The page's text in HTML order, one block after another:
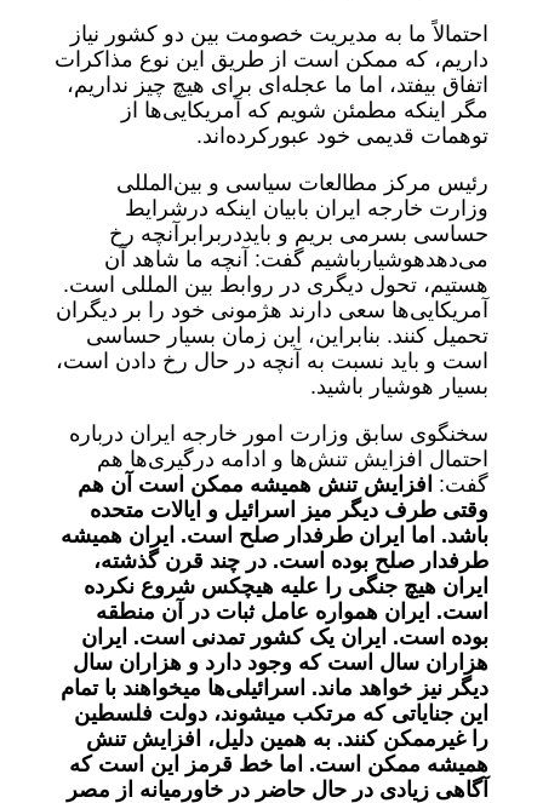
احتمالاً ما به مدیریت خصومت بین دو کشور نیاز
داریم، که ممکن است از طریق این نوع مذاکرات
اتفاق بیفتد، اما ما عجله‌ای برای هیچ چیز نداریم،
مگر اینکه مطمئن شویم که آمریکایی‌ها از
توهمات قدیمی خود عبورکرده‌اند.
رئیس مرکز مطالعات سیاسی و بین‌المللی
وزارت خارجه ایران بابیان اینکه درشرایط
حساسی بسرمی بریم و بایددربرابرآنچه رخ
می‌دهدهوشیارباشیم گفت: آنچه ما شاهد آن
هستیم، تحول دیگری در روابط بین المللی است.
آمریکایی‌ها سعی دارند هژمونی خود را بر دیگران
تحمیل کنند. بنابراین، این زمان بسیار حساسی
است و باید نسبت به آنچه در حال رخ دادن است،
بسیار هوشیار باشید.
سخنگوی سابق وزارت امور خارجه ایران درباره
احتمال افزایش تنش‌ها و ادامه درگیری‌ها هم
گفت: افزایش تنش همیشه ممکن است آن هم
وقتی طرف دیگر میز اسرائیل و ایالات متحده
باشد. اما ایران طرفدار صلح است. ایران همیشه
طرفدار صلح بوده است. در چند قرن گذشته،
ایران هیچ جنگی را علیه هیچکس شروع نکرده
است. ایران همواره عامل ثبات در آن منطقه
بوده است. ایران یک کشور تمدنی است. ایران
هزاران سال است که وجود دارد و هزاران سال
دیگر نیز خواهد ماند. اسرائیلی‌ها میخواهند با تمام
این جنایاتی که مرتکب میشوند، دولت فلسطین
را غیرممکن کنند. به همین دلیل، افزایش تنش
همیشه ممکن است. اما خط قرمز این است که
آگاهی زیادی در حال حاضر در خاورمیانه از مصر